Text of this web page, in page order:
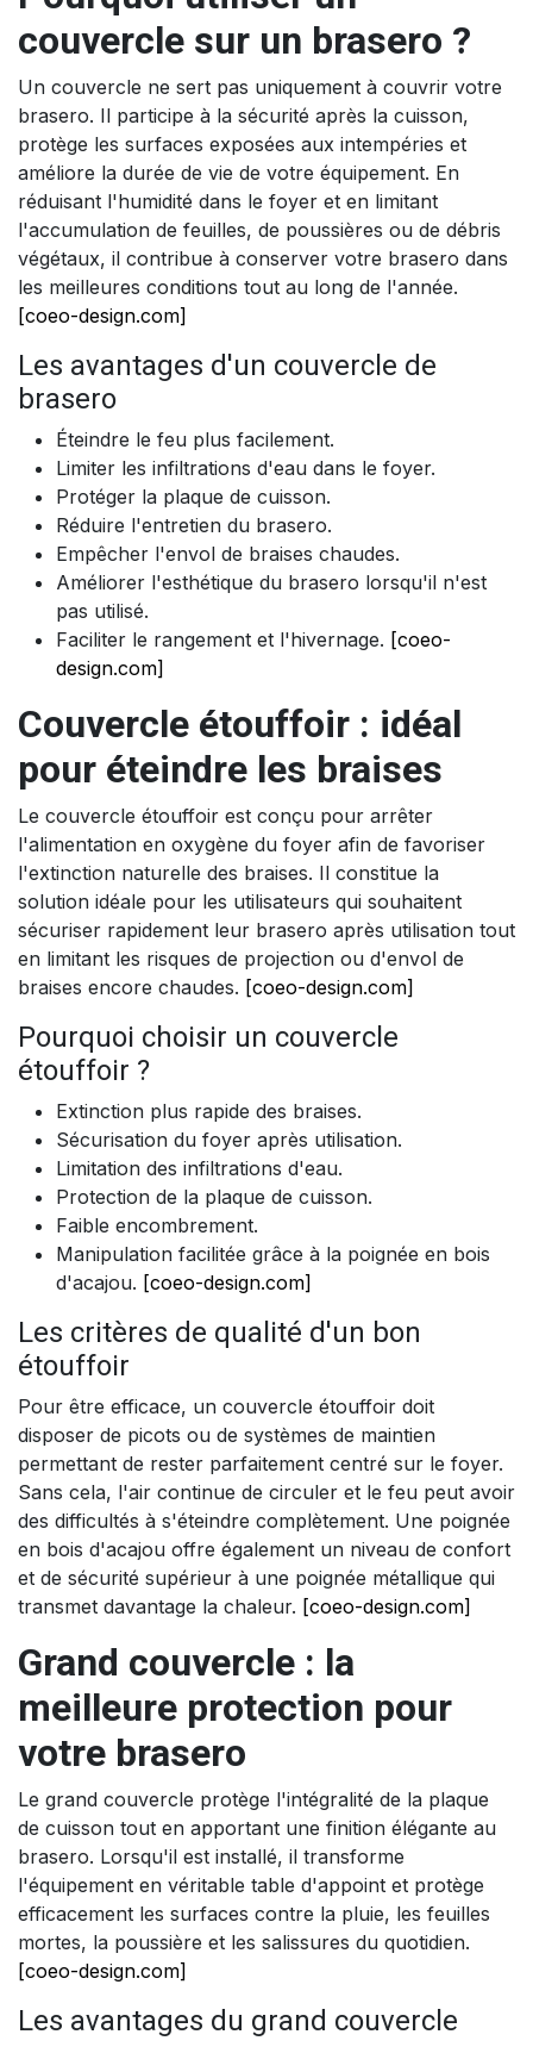
couvercle sur un brasero ?
Un couvercle ne sert pas uniquement à couvrir votre
brasero. Il participe à la sécurité après la cuisson,
protège les surfaces exposées aux intempéries et
améliore la durée de vie de votre équipement. En
réduisant l'humidité dans le foyer et en limitant
l'accumulation de feuilles, de poussières ou de débris
végétaux, il contribue à conserver votre brasero dans
les meilleures conditions tout au long de l'année.
[coeo-design.com]
Les avantages d'un couvercle de
brasero
Éteindre le feu plus facilement.
Limiter les infiltrations d'eau dans le foyer.
Protéger la plaque de cuisson.
Réduire l'entretien du brasero.
Empêcher l'envol de braises chaudes.
Améliorer l'esthétique du brasero lorsqu'il n'est
pas utilisé.
Faciliter le rangement et l'hivernage. [coeo-
design.com]
Couvercle étouffoir : idéal
pour éteindre les braises
Le couvercle étouffoir est conçu pour arrêter
l'alimentation en oxygène du foyer afin de favoriser
l'extinction naturelle des braises. Il constitue la
solution idéale pour les utilisateurs qui souhaitent
sécuriser rapidement leur brasero après utilisation tout
en limitant les risques de projection ou d'envol de
braises encore chaudes. [coeo-design.com]
Pourquoi choisir un couvercle
étouffoir ?
Extinction plus rapide des braises.
Sécurisation du foyer après utilisation.
Limitation des infiltrations d'eau.
Protection de la plaque de cuisson.
Faible encombrement.
Manipulation facilitée grâce à la poignée en bois
d'acajou. [coeo-design.com]
Les critères de qualité d'un bon
étouffoir
Pour être efficace, un couvercle étouffoir doit
disposer de picots ou de systèmes de maintien
permettant de rester parfaitement centré sur le foyer.
Sans cela, l'air continue de circuler et le feu peut avoir
des difficultés à s'éteindre complètement. Une poignée
en bois d'acajou offre également un niveau de confort
et de sécurité supérieur à une poignée métallique qui
transmet davantage la chaleur. [coeo-design.com]
Grand couvercle : la
meilleure protection pour
votre brasero
Le grand couvercle protège l'intégralité de la plaque
de cuisson tout en apportant une finition élégante au
brasero. Lorsqu'il est installé, il transforme
l'équipement en véritable table d'appoint et protège
efficacement les surfaces contre la pluie, les feuilles
mortes, la poussière et les salissures du quotidien.
[coeo-design.com]
Les avantages du grand couvercle